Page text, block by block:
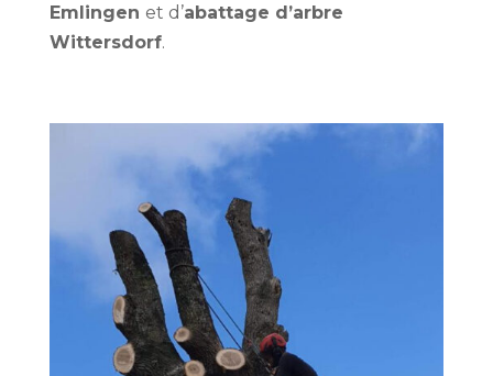
Emlingen et d’abattage d’arbre
Wittersdorf.